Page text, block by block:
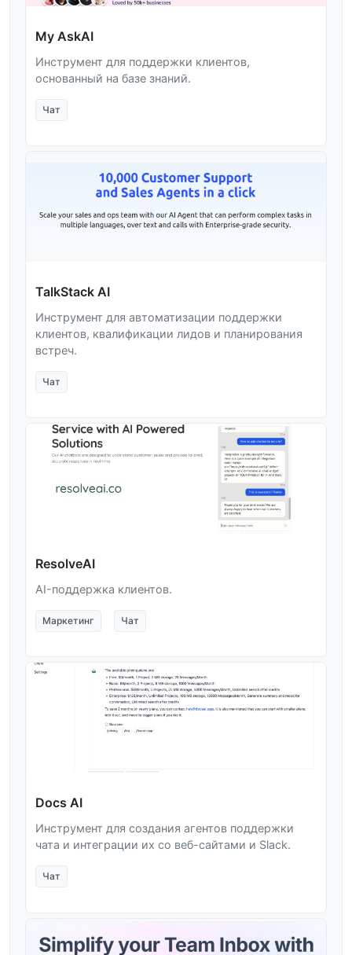
My AskAI
Инструмент для поддержки клиентов,
основанный на базе знаний.
Чат
TalkStack AI
Инструмент для автоматизации поддержки
клиентов, квалификации лидов и планирования
встреч.
Чат
ResolveAI
AI-поддержка клиентов.
Маркетинг Чат
Docs AI
Инструмент для создания агентов поддержки
чата и интеграции их со веб-сайтами и Slack.
Чат